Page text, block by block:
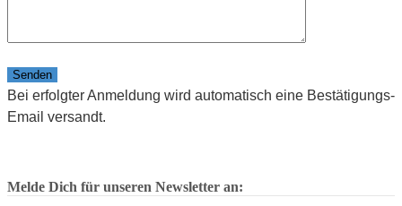
Bitte lasse dieses Feld leer.
Bei erfolgter Anmeldung wird automatisch eine Bestätigungs-
Email versandt.
Melde Dich für unseren Newsletter an: